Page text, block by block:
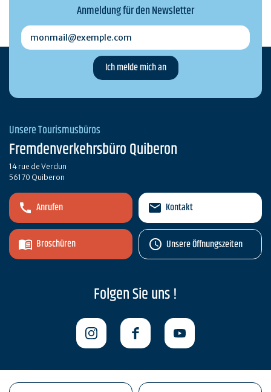
Anmeldung für den Newsletter
monmail@exemple.com
Unsere Tourismusbüros
Fremdenverkehrsbüro Quiberon
14 rue de Verdun
56170 Quiberon
Anrufen
Broschüren
Kontakt
Unsere Öffnungszeiten
Folgen Sie uns !